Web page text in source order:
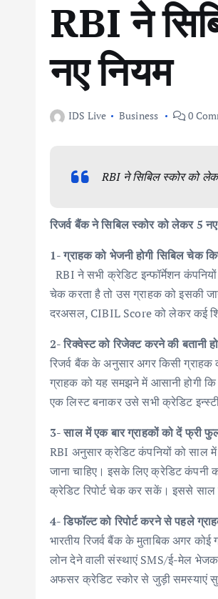
RBI ने
नए नियम
IDS Live Business 0
RBI ने सिबिल स्कोर को
रिजर्व बैंक ने सिबिल स्कोर को लेकर 5
1- ग्राहक को भेजनी होगी सिबिल चेक
RBI ने सभी क्रेडिट इन्फॉर्मेशन
चेक करता है तो उस ग्राहक को इसकी
दरअसल, CIBIL Score को लेकर कई
2- रिक्वेस्ट को रिजेक्ट करने की बतानी
रिजर्व बैंक के अनुसार अगर किसी ग्राहक
ग्राहक को यह समझने में आसानी होगी
एक लिस्ट बनाकर उसे सभी क्रेडिट
3- साल में एक बार ग्राहकों को दें फ्री फुल
RBI अनुसार क्रेडिट कंपनियों को साल
जाना चाहिए। इसके लिए क्रेडिट कंपनी
क्रेडिट रिपोर्ट चेक कर सकें। इससे साल
4- डिफॉल्ट को रिपोर्ट करने से पहले
भारतीय रिजर्व बैंक के मुताबिक अगर कोई
लोन देने वाली संस्थाएं SMS/ई-मेल
अफसर क्रेडिट स्कोर से जुड़ी समस्याएं